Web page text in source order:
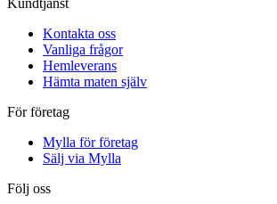
Kundtjänst
Kontakta oss
Vanliga frågor
Hemleverans
Hämta maten själv
För företag
Mylla för företag
Sälj via Mylla
Följ oss